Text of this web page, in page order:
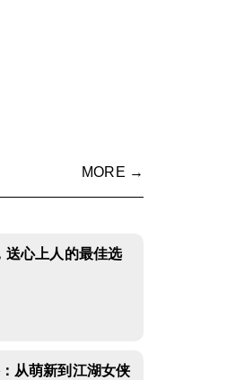
MORE →
送心上人的最佳选
从萌新到江湖女侠